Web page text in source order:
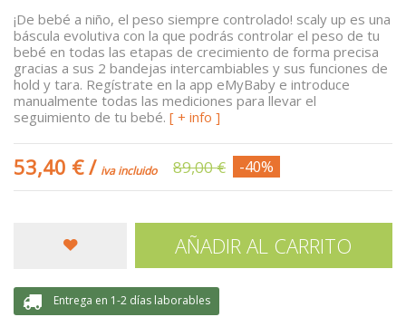
¡De bebé a niño, el peso siempre controlado! scaly up es una
báscula evolutiva con la que podrás controlar el peso de tu
bebé en todas las etapas de crecimiento de forma precisa
gracias a sus 2 bandejas intercambiables y sus funciones de
hold y tara. Regístrate en la app eMyBaby e introduce
manualmente todas las mediciones para llevar el
seguimiento de tu bebé. [ + info ]
53,40 €/ iva incluido 89,00 € -40%
AÑADIR AL CARRITO
Entrega en 1-2 días laborables